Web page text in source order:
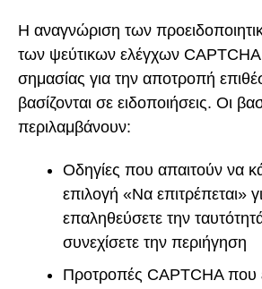
Η αναγνώριση των
των ψεύτικων ελέγχων CAPTCHA
σημασίας για την αποτροπή
βασίζονται σε ειδοποιήσεις. Οι
περιλαμβάνουν:
Οδηγίες που απαιτούν να
επιλογή «Να επιτρέπεται»
επαληθεύσετε την
συνεχίσετε την περιήγηση
Προτροπές CAPTCHA που